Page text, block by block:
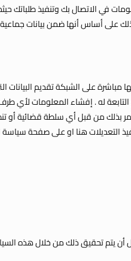
في الاتصال بك وتنفيذ طلباتك
أساس أنها ضمن بيانات جماعية
على الشبكة تقديم البيانات
له . إفشاء المعلومات لأي
بذلك من قبل أي سلطة قضائية أو
هنا او على صفحة سياسة
أن يتم تحقيق ذلك من خلال هذه